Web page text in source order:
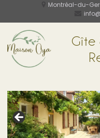
contenu
Montréal-du-
Gîte